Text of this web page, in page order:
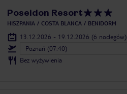
Poseidon Resort
HISZPANIA COSTA BLANCA BENIDORM
13.12.2026 - 19.12.2026 (6 noclegów)
Poznań (07:40)
Bez wyżywienia